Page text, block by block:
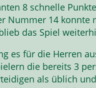
8 schnelle
Nummer 14
das Spiel
es für die Herren
die bereits 3
als üblich